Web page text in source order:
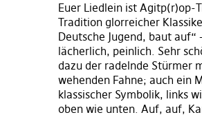
Euer Liedlein ist Agitp(r)op-
Tradition glorreicher
Deutsche Jugend, baut auf“
lächerlich, peinlich. Sehr
dazu der radelnde Stürmer
wehenden Fahne; auch ein
klassischer Symbolik, links
oben wie unten. Auf, auf,